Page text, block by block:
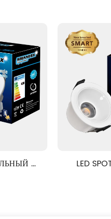
SPOT LIGHT, 4CCT